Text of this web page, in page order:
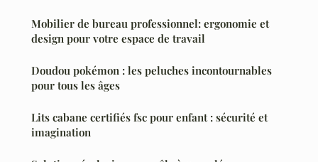
Mobilier de bureau professionnel: ergonomie et
design pour votre espace de travail
Doudou pokémon : les peluches incontournables
pour tous les âges
Lits cabane certifiés fsc pour enfant : sécurité et
imagination